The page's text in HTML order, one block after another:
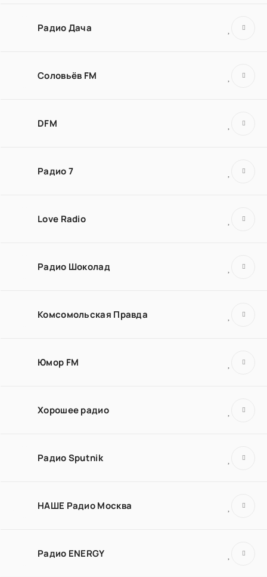
Радио Дача
Соловьёв FM
DFM
Радио 7
Love Radio
Радио Шоколад
Комсомольская Правда
Юмор FM
Хорошее радио
Радио Sputnik
НАШЕ Радио Москва
Радио ENERGY